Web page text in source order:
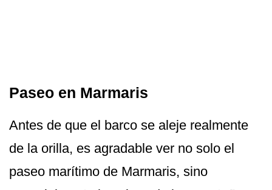
Paseo en Marmaris
Antes de que el barco se aleje realmente
de la orilla, es agradable ver no solo el
paseo marítimo de Marmaris, sino